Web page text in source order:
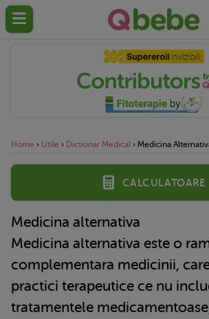
Home › Utile › Dictionar Medical › Medicina
Calculatoare
Medicina alternativa
Medicina alternativa este o
complementara medicinii,
practici terapeutice ce nu
tratamentele